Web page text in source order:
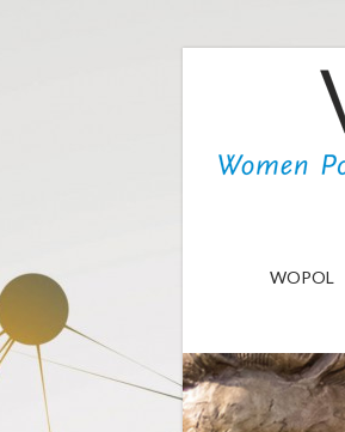
WOPOL
e.V.
WOPOL